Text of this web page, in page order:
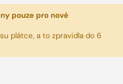
pouze pro nové
plátce, a to zpravidla do 6